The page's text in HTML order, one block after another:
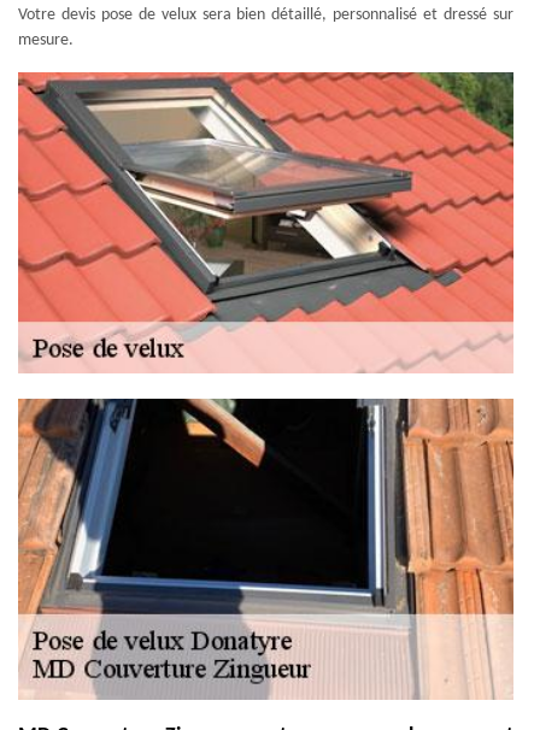
Votre devis pose de velux sera bien détaillé, personnalisé et dressé sur
mesure.